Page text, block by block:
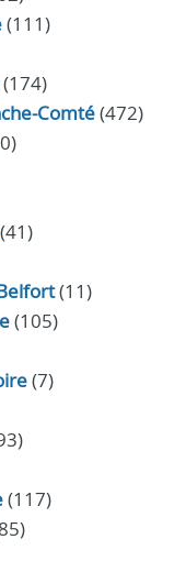
(111)
(174)
Comté(472)
(41)
(11)
(105)
(7)
(117)